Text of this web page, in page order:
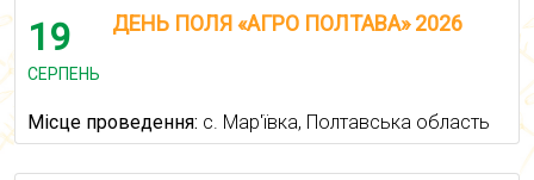
19
СЕРПЕНЬ
ДЕНЬ ПОЛЯ «АГРО ПОЛТАВА» 2026
Місце проведення: с. Мар'ївка, Полтавська область